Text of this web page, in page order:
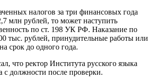
налогов за три финансовых года
млн рублей, то может наступить
по ст. 198 УК РФ. Наказание по
тыс. рублей, принудительные работы или
срок до одного года.
что ректор Института русского языка
должности после проверки.